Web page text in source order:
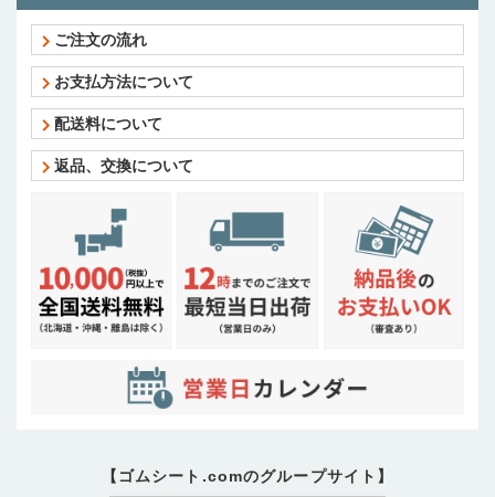
ご注文の流れ
お支払方法について
配送料について
返品、交換について
【ゴムシート.comのグループサイト】